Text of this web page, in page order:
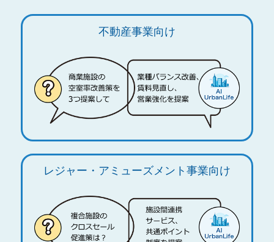
不動産事業向け
レジャー・アミューズメント事業向け